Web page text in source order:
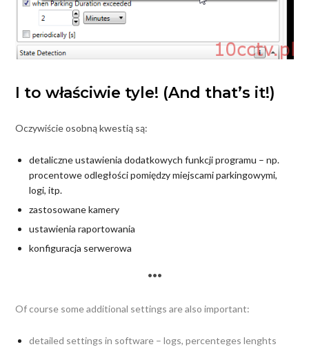
I to właściwie tyle! (And that’s it!)
Oczywiście osobną kwestią są:
detaliczne ustawienia dodatkowych funkcji programu – np.
procentowe odległości pomiędzy miejscami parkingowymi,
logi, itp.
zastosowane kamery
ustawienia raportowania
konfiguracja serwerowa
•••
Of course some additional settings are also important:
detailed settings in software – logs, percenteges lenghts